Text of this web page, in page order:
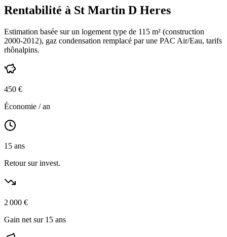
Rentabilité à St Martin D Heres
Estimation basée sur un logement type de 115 m² (construction
2000-2012), gaz condensation remplacé par une PAC Air/Eau, tarifs
rhônalpins.
450 €
Économie / an
15 ans
Retour sur invest.
2 000 €
Gain net sur 15 ans